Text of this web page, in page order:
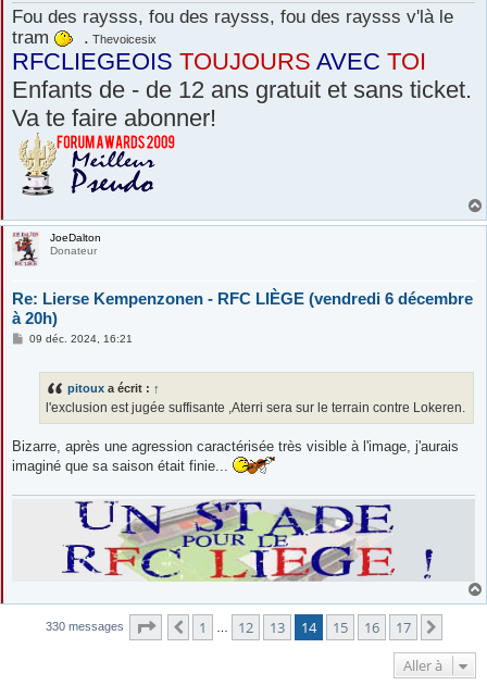
Fou des raysss, fou des raysss, fou des raysss v'là le
tram
. Thevoicesix
RFCLIEGEOIS TOUJOURS AVEC TOI
Enfants de - de 12 ans gratuit et sans ticket.
Va te faire abonner!
JoeDalton
Donateur
Re: Lierse Kempenzonen - RFC LIÈGE (vendredi 6 décembre
à 20h)
M09 déc. 2024, 16:21
pitoux a écrit : ↑
l'exclusion est jugée suffisante ,Aterri sera sur le terrain contre Lokeren.
Bizarre, après une agression caractérisée très visible à l'image, j'aurais
imaginé que sa saison était finie...
330 messages Page 14 sur 17
Précédente
1 12 13 14 15 16 17
Aller à